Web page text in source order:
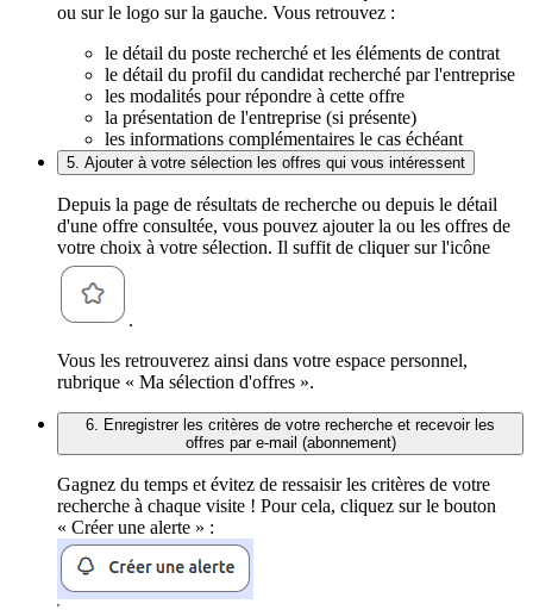
ou sur le logo sur la gauche. Vous retrouvez :
le détail du poste recherché et les éléments de contrat
le détail du profil du candidat recherché par l'entreprise
les modalités pour répondre à cette offre
la présentation de l'entreprise (si présente)
les informations complémentaires le cas échéant
5. Ajouter à votre sélection les offres qui vous intéressent
Depuis la page de résultats de recherche ou depuis le détail
d'une offre consultée, vous pouvez ajouter la ou les offres de
votre choix à votre sélection. Il suffit de cliquer sur l'icône
.
Vous les retrouverez ainsi dans votre espace personnel,
rubrique « Ma sélection d'offres ».
6. Enregistrer les critères de votre recherche et recevoir les
offres par e-mail (abonnement)
Gagnez du temps et évitez de ressaisir les critères de votre
recherche à chaque visite ! Pour cela, cliquez sur le bouton
« Créer une alerte » :